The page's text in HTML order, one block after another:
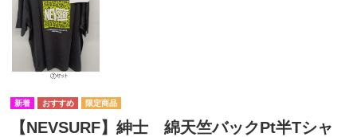
【NEVSURF】紳士 綿天竺バックPt半Tシャ